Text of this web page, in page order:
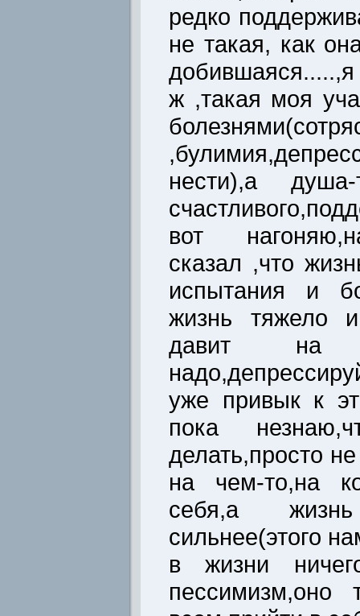
редко
не такая, как
ж ,такая моя
нести),а душа-
вот
сказал ,что
испытания и
жизнь тяжело
давит на
уже привык к
пока
делать,просто
на чем-то,на
себя,а
сильнее(этого
в жизни
пессимизм,оно